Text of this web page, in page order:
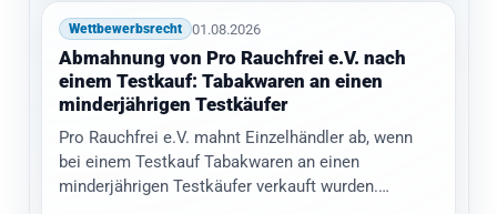
Wettbewerbsrecht 01.08.2026
Abmahnung von Pro Rauchfrei e.V. nach
einem Testkauf: Tabakwaren an einen
minderjährigen Testkäufer
Pro Rauchfrei e.V. mahnt Einzelhändler ab, wenn
bei einem Testkauf Tabakwaren an einen
minderjährigen Testkäufer verkauft wurden.